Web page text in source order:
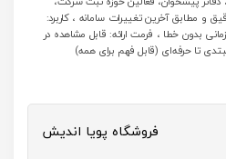
و مطابق آخرین تغییرات سامانه ، کاربرد:
بدون خطا ، فرمت ارائه: قابل مشاهده در
تا حرفه‌ای (قابل فهم برای همه)
فروشگاه پویا اندیش